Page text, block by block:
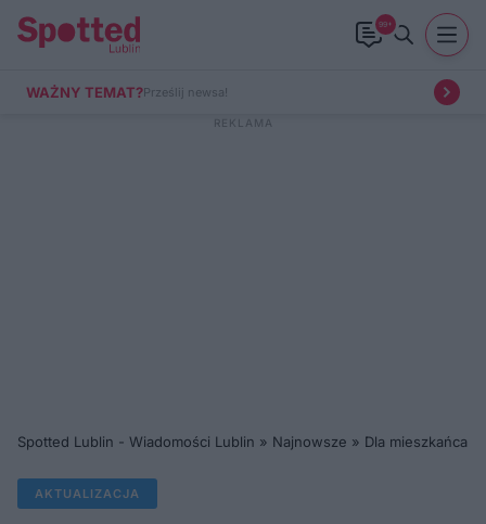
99+
WAŻNY TEMAT?Prześlij newsa!
Spotted Lublin - Wiadomości Lublin » Najnowsze » Dla mieszkańca
AKTUALIZACJA